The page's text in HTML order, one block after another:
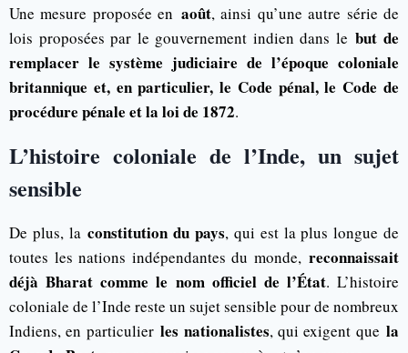
Une mesure proposée en août, ainsi qu’une autre série de
lois proposées par le gouvernement indien dans lebut de
remplacer le système judiciaire de l’époque coloniale
britannique et, en particulier, le Code pénal, le Code de
procédure pénale et la loi de 1872.
L’histoire coloniale de l’Inde, un sujet
sensible
De plus, laconstitution du pays, qui est la plus longue de
toutes les nations indépendantes du monde,reconnaissait
déjà Bharat comme le nom officiel de l’État. L’histoire
coloniale de l’Inde reste un sujet sensible pour de nombreux
Indiens, en particulierles nationalistes, qui exigent que la